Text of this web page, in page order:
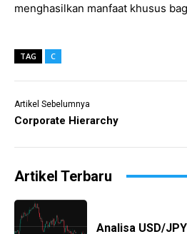
menghasilkan manfaat khusus
TAG C
Artikel Sebelumnya
Corporate Hierarchy
Artikel Terbaru
Analisa USD/